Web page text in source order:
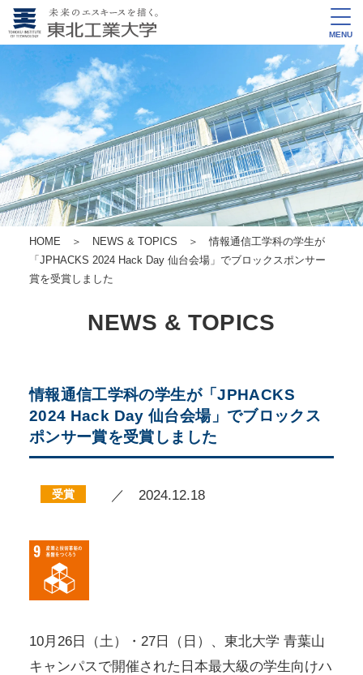
MENU
HOME ＞ NEWS & TOPICS ＞ 情報通信工学科の学生が
「JPHACKS 2024 Hack Day 仙台会場」でブロックスポンサー
賞を受賞しました
NEWS & TOPICS
情報通信工学科の学生が「JPHACKS
2024 Hack Day 仙台会場」でブロックス
ポンサー賞を受賞しました
受賞 ／ 2024.12.18
10月26日（土）・27日（日）、東北大学 青葉山
キャンパスで開催された日本最大級の学生向けハ